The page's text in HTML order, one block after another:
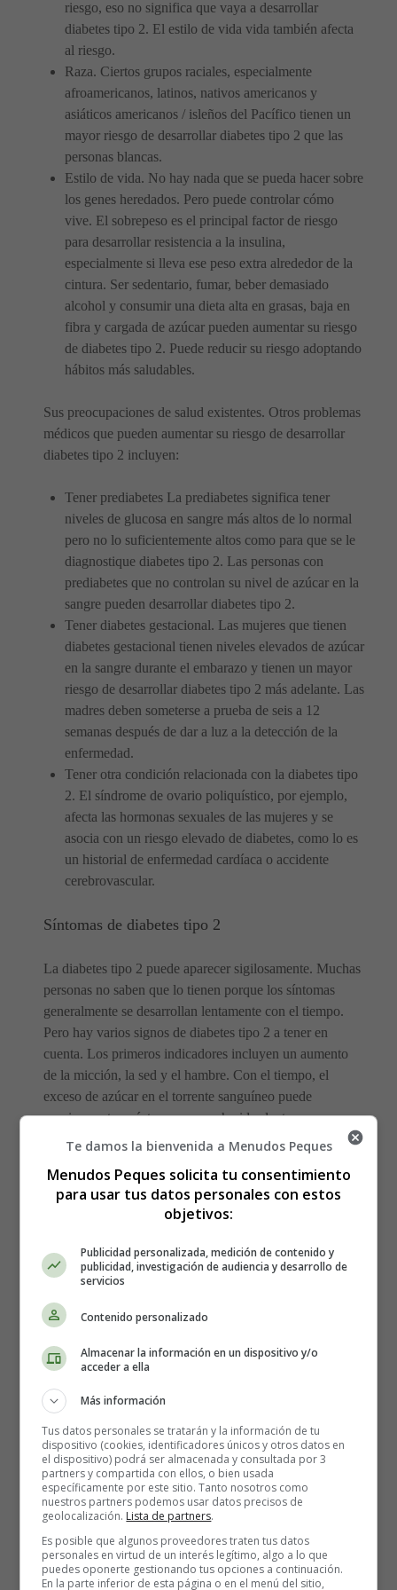
riesgo, eso no significa que vaya a desarrollar
diabetes tipo 2. El estilo de vida vida también afecta
al riesgo.
Raza. Ciertos grupos raciales, especialmente
afroamericanos, latinos, nativos americanos y
asiáticos americanos / isleños del Pacífico tienen un
mayor riesgo de desarrollar diabetes tipo 2 que las
personas blancas.
Estilo de vida. No hay nada que se pueda hacer sobre
los genes heredados. Pero puede controlar cómo
vive. El sobrepeso es el principal factor de riesgo
para desarrollar resistencia a la insulina,
especialmente si lleva ese peso extra alrededor de la
cintura. Ser sedentario, fumar, beber demasiado
alcohol y consumir una dieta alta en grasas, baja en
fibra y cargada de azúcar pueden aumentar su riesgo
de diabetes tipo 2. Puede reducir su riesgo adoptando
hábitos más saludables.
Sus preocupaciones de salud existentes. Otros problemas
médicos que pueden aumentar su riesgo de desarrollar
diabetes tipo 2 incluyen:
Tener prediabetes La prediabetes significa tener
niveles de glucosa en sangre más altos de lo normal
pero no lo suficientemente altos como para que se le
diagnostique diabetes tipo 2. Las personas con
prediabetes que no controlan su nivel de azúcar en la
sangre pueden desarrollar diabetes tipo 2.
Tener diabetes gestacional. Las mujeres que tienen
diabetes gestacional tienen niveles elevados de azúcar
en la sangre durante el embarazo y tienen un mayor
riesgo de desarrollar diabetes tipo 2 más adelante. Las
madres deben someterse a prueba de seis a 12
semanas después de dar a luz a la detección de la
enfermedad.
Tener otra condición relacionada con la diabetes tipo
2. El síndrome de ovario poliquístico, por ejemplo,
afecta las hormonas sexuales de las mujeres y se
asocia con un riesgo elevado de diabetes, como lo es
un historial de enfermedad cardíaca o accidente
cerebrovascular.
Síntomas de diabetes tipo 2
La diabetes tipo 2 puede aparecer sigilosamente. Muchas
personas no saben que lo tienen porque los síntomas
generalmente se desarrollan lentamente con el tiempo.
Pero hay varios signos de diabetes tipo 2 a tener en
cuenta. Los primeros indicadores incluyen un aumento
de la micción, la sed y el hambre. Con el tiempo, el
exceso de azúcar en el torrente sanguíneo puede
ocasionar otros síntomas, como heridas lentas para curar
e infecciones frecuentes. Si desarrolla alguno de estos
Orinar excesivamente. Correr al baño con más
frecuencia de lo normal o producir más orina de lo
normal (incluso por la noche) puede ser uno de los
primeros signos de la diabetes tipo 2. El exceso de
orina, también llamado poliuria, ocurre cuando los
niveles de azúcar en la sangre son demasiado altos.
filtrar el exceso de azúcar de su sangre, y parte de él
se elimina del cuerpo por la orina.
Aumento de la sed La sed excesiva, también llamada
Cuando su nivel de glucosa en la sangre es más alto
de lo normal, el exceso de azúcar va a parar a su
orina, llevando agua con ella, y tiene que orinar con
más frecuencia. Puede deshidratarse por toda la
micción extra, por lo que se siente sediento, lo que le
lleva a beber aún más y orinar más.
Aumento de hambre. Cuando es resistente a la
insulina o no produce suficiente insulina, la glucosa
Te damos la bienvenida a Menudos Peques
Menudos Peques solicita tu consentimiento
para usar tus datos personales con estos
objetivos:
Publicidad personalizada, medición de contenido y
publicidad, investigación de audiencia y desarrollo de
servicios
Contenido personalizado
Almacenar la información en un dispositivo y/o
acceder a ella
Más información
Tus datos personales se tratarán y la información de tu
dispositivo (cookies, identificadores únicos y otros datos en
el dispositivo) podrá ser almacenada y consultada por 3
partners y compartida con ellos, o bien usada
específicamente por este sitio. Tanto nosotros como
nuestros partners podemos usar datos precisos de
geolocalización. Lista de partners.
Es posible que algunos proveedores traten tus datos
personales en virtud de un interés legítimo, algo a lo que
puedes oponerte gestionando tus opciones a continuación.
En la parte inferior de esta página o en el menú del sitio,